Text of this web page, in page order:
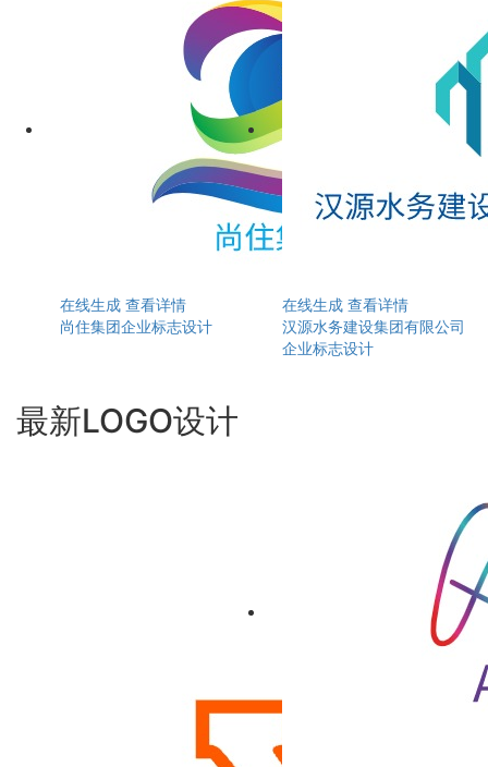
在线生成 查看详情
尚住集团企业标志设计
在线生成 查看详情
汉源水务建设集团有限公司
企业标志设计
最新LOGO设计